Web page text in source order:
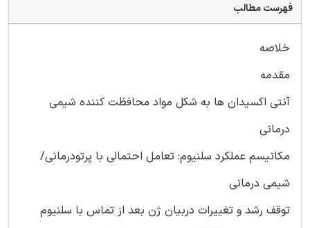
فهرست مطالب
خلاصه
مقدمه
آنتی اکسیدان ها به شکل مواد محافظت کننده شیمی
درمانی
مکانیسم عملکرد سلنیوم: تعامل احتمالی با پرتودرمانی/
شیمی درمانی
توقف رشد و تغییرات دربیان ژن بعد از تماس با سلنیوم